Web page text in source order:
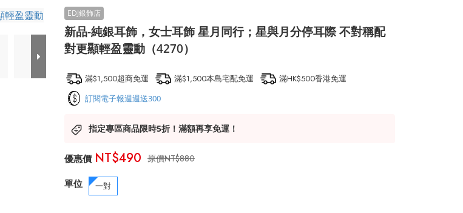
新品-純銀耳飾，女士耳飾 星月同行；星與月分停耳際 不對稱配
對更顯輕盈靈動（4270）
滿$1,500超商免運 滿$1,500本島宅配免運 滿HK$500香港免運
訂閱電子報週週送300
指定專區商品限時5折！滿額再享免運！
NT$880
NT$490
單位 一對